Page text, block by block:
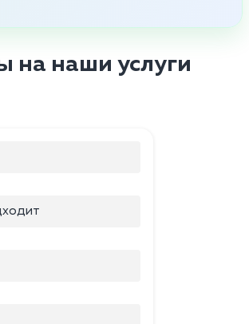
на наши услуги